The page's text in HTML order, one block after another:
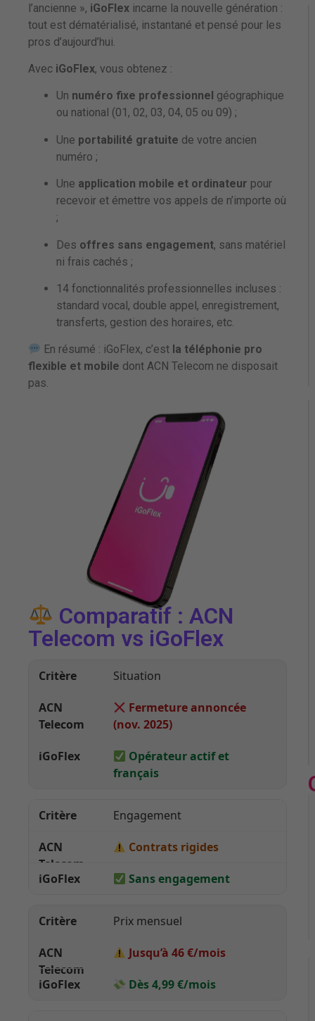
l’ancienne », iGoFlex incarne la nouvelle génération :
tout est dématérialisé, instantané et pensé pour les
pros d’aujourd’hui.
Avec iGoFlex, vous obtenez :
Un numéro fixe professionnel géographique
ou national (01, 02, 03, 04, 05 ou 09) ;
Une portabilité gratuite de votre ancien
numéro ;
Une application mobile et ordinateur pour
recevoir et émettre vos appels de n’importe où
;
Des offres sans engagement, sans matériel
ni frais cachés ;
14 fonctionnalités professionnelles incluses :
standard vocal, double appel, enregistrement,
transferts, gestion des horaires, etc.
En résumé : iGoFlex, c’est la téléphonie pro
flexible et mobile dont ACN Telecom ne disposait
pas.
Comparatif : ACN
Telecom vs iGoFlex
Situation
Fermeture annoncée
(nov. 2025)
Opérateur actif et
français
Engagement
Contrats rigides
Sans engagement
Prix mensuel
Jusqu’à 46 €/mois
Dès 4,99 €/mois